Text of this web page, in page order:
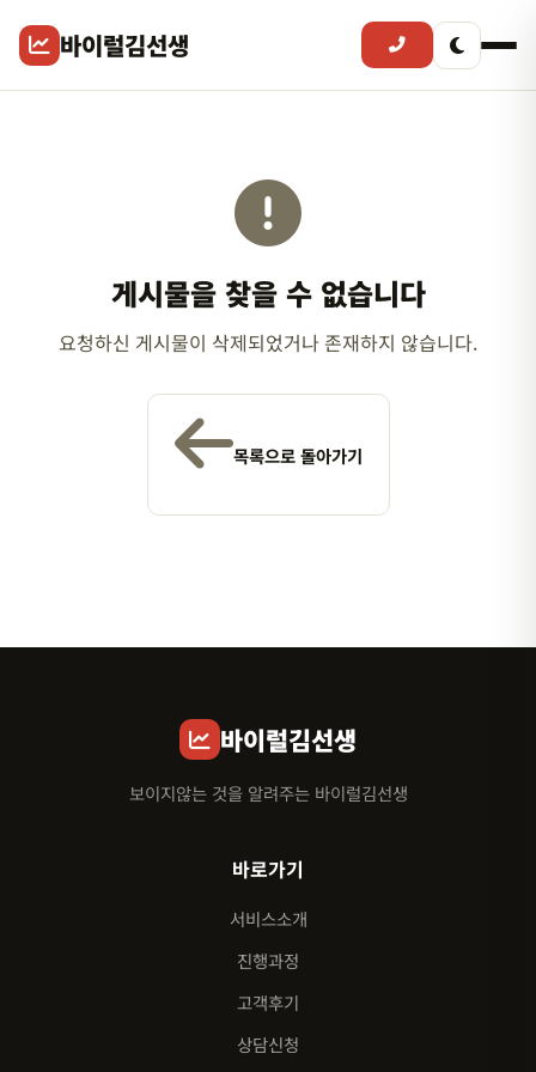
바이럴김선생
게시물을 찾을 수 없습니다
요청하신 게시물이 삭제되었거나 존재하지 않습니다.
목록으로 돌아가기
바이럴김선생
보이지않는 것을 알려주는 바이럴김선생
바로가기
서비스소개
진행과정
고객후기
상담신청